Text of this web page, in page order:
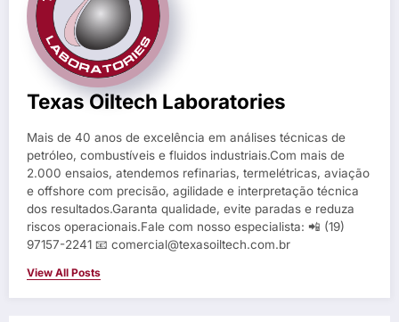
Texas Oiltech Laboratories
Mais de 40 anos de excelência em análises técnicas de
petróleo, combustíveis e fluidos industriais.Com mais de
2.000 ensaios, atendemos refinarias, termelétricas, aviação
e offshore com precisão, agilidade e interpretação técnica
dos resultados.Garanta qualidade, evite paradas e reduza
riscos operacionais.Fale com nosso especialista: 📲 (19)
97157-2241 📧 comercial@texasoiltech.com.br
View All Posts